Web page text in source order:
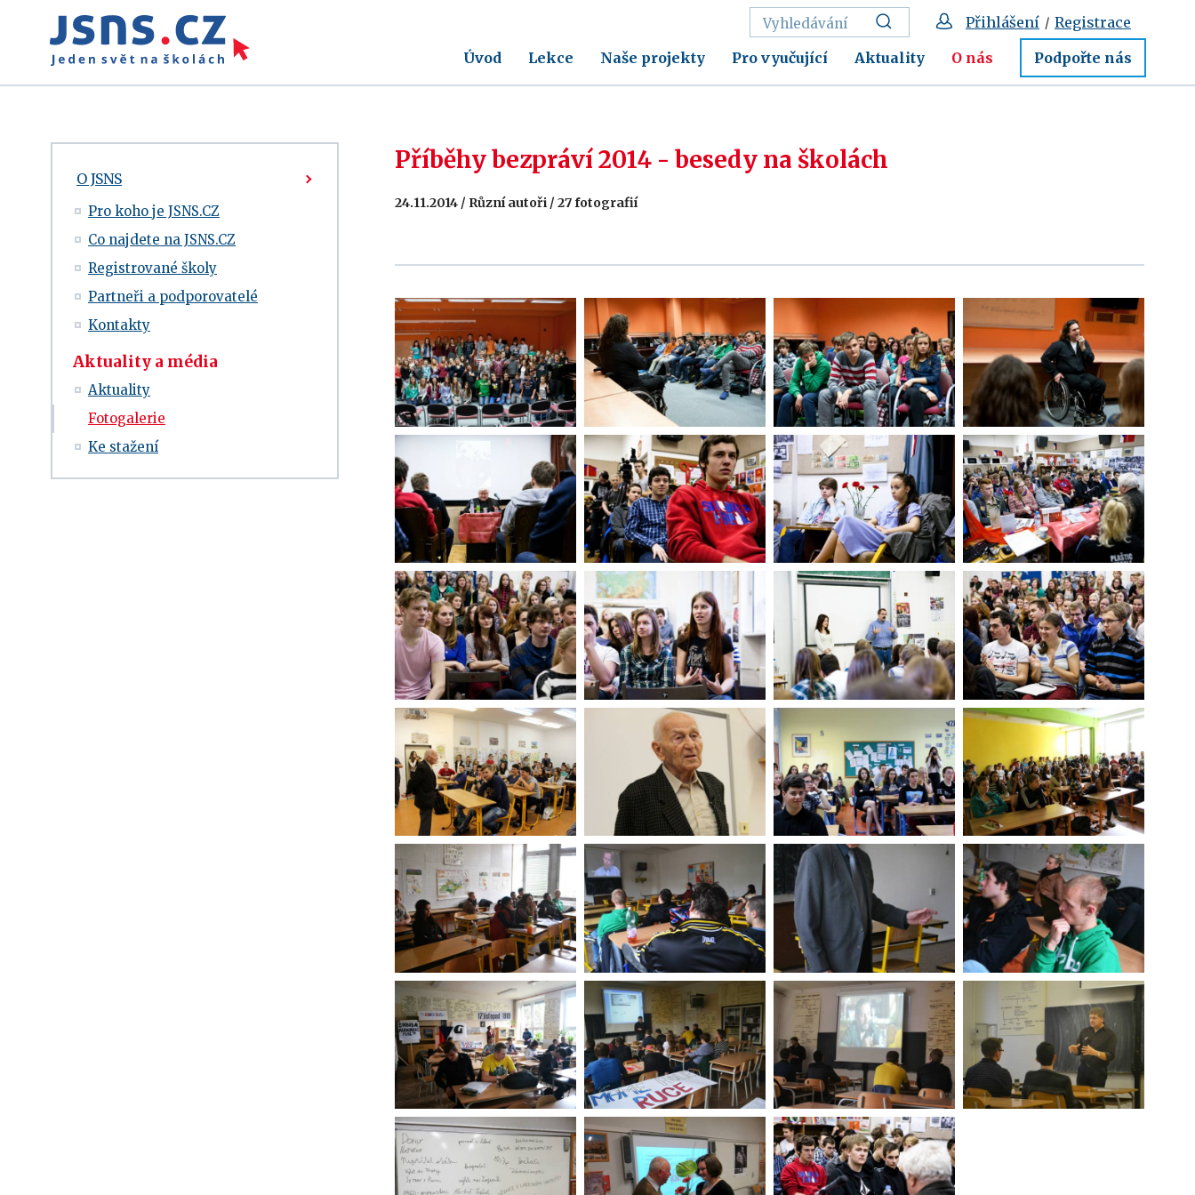
Úvod Lekce Naše projekty Pro vyučující Aktuality O nás Podpořte nás
Přihlášení / Registrace
O JSNS
Pro koho je JSNS.CZ
Co najdete na JSNS.CZ
Registrované školy
Partneři a podporovatelé
Kontakty
Aktuality a média
Aktuality
Fotogalerie
Ke stažení
Příběhy bezpráví 2014 - besedy na školách
24.11.2014 / Různí autoři / 27 fotografií